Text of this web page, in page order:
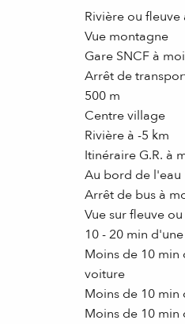
Rivière ou
Vue montagne
Gare SNCF à
Arrêt de
500 m
Centre village
Rivière à -5 km
Itinéraire G.R. à
Au bord de l'eau
Arrêt de bus à
Vue sur fleuve
10 - 20 min
Moins de 10 min
voiture
Moins de 10 min
Moins de 10 min